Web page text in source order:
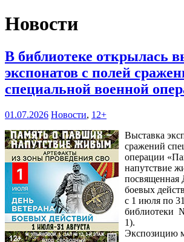
Новости
В библиотеке открылась
экспонатов с полей
специальной военной
01.07.2026 Новости, 12+
Выставка
сражений
операции
напутствие
посвященная
боевых
с 1 июля по
библиотеки
1).
Экспозицию